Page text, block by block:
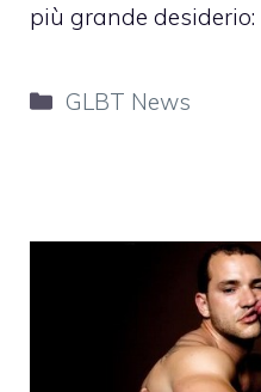
più grande desiderio:
Categorie
GLBT News